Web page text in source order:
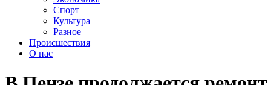
Спорт
Культура
Разное
Происшествия
О нас